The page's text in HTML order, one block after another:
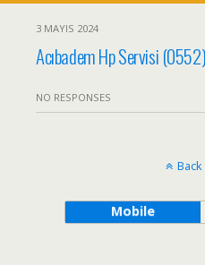
3 MAYIS 2024
Acıbadem Hp Servisi
NO RESPONSES
Mobile